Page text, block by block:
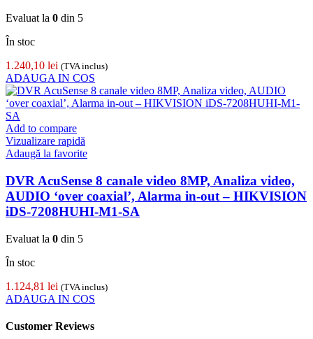
Evaluat la 0 din 5
În stoc
1.240,10 lei (TVA inclus)
ADAUGA IN COS
Add to compare
Vizualizare rapidă
Adaugă la favorite
DVR AcuSense 8 canale video 8MP, Analiza video,
AUDIO ‘over coaxial’, Alarma in-out – HIKVISION
iDS-7208HUHI-M1-SA
Evaluat la 0 din 5
În stoc
1.124,81 lei (TVA inclus)
ADAUGA IN COS
Customer Reviews